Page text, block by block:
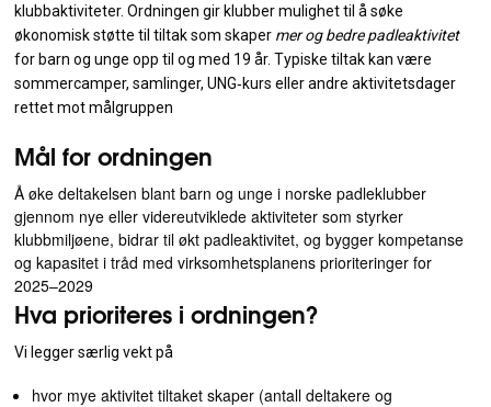
klubbaktiviteter. Ordningen gir klubber mulighet til å søke
økonomisk støtte til tiltak som skaper mer og bedre padleaktivitet
for barn og unge opp til og med 19 år. Typiske tiltak kan være
sommercamper, samlinger, UNG‑kurs eller andre aktivitetsdager
rettet mot målgruppen
Mål for ordningen
Å øke deltakelsen blant barn og unge i norske padleklubber
gjennom nye eller videreutviklede aktiviteter som styrker
klubbmiljøene, bidrar til økt padleaktivitet, og bygger kompetanse
og kapasitet i tråd med virksomhetsplanens prioriteringer for
2025–2029
Hva prioriteres i ordningen?
Vi legger særlig vekt på
hvor mye aktivitet tiltaket skaper (antall deltakere og